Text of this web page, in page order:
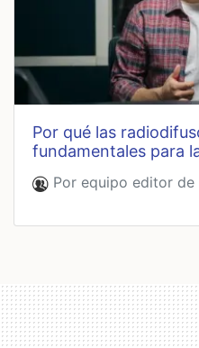
por qué las radiodifusoras son
fundamentales para
Por equipo editor de